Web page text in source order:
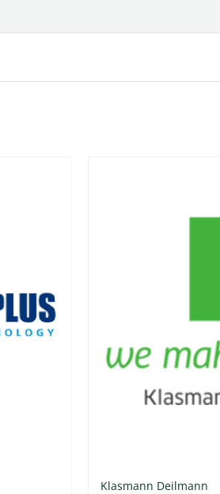
Klasmann Deilmann